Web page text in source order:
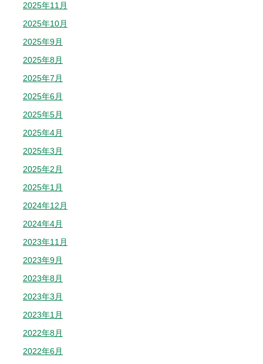
2025年11月
2025年10月
2025年9月
2025年8月
2025年7月
2025年6月
2025年5月
2025年4月
2025年3月
2025年2月
2025年1月
2024年12月
2024年4月
2023年11月
2023年9月
2023年8月
2023年3月
2023年1月
2022年8月
2022年6月